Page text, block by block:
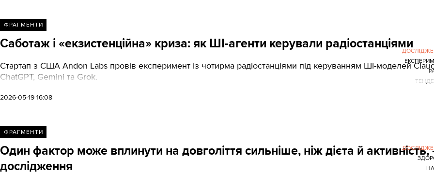
ФРАГМЕНТИ
Саботаж і «екзистенційна» криза: як ШІ-агенти керували радіостанціями
Стартап з США Аndon Labs провів експеримент із чотирма радіостанціями під керуванням ШІ-моделей
ChatGPT, Gemini та Grok.
2026-05-19 16:08
ФРАГМЕНТИ
Один фактор може вплинути на довголіття сильніше, ніж дієта й
дослідження